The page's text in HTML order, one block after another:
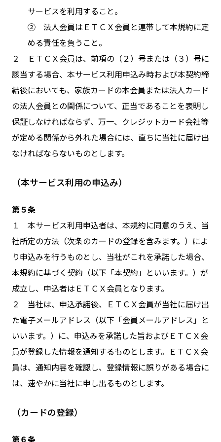
サービスを利用すること。
② 法人会員はＥＴＣＸ会員と連帯して本規約に定
める責任を負うこと。
２ ＥＴＣＸ会員は、前項の（２）号または（３）号に
該当する場合、本サービス利用申込み時および本契約締
結後においても、家族カードの本会員または法人カード
の法人会員との関係について、正当であることを表明し
保証しなければならず、万一、クレジットカード会社等
が定める関係から外れた場合には、直ちに当社に届け出
なければならないものとします。
（本サービス利用の申込み）
第５条
１ 本サービス利用申込者は、本規約に同意のうえ、当
社所定の方法（次条のカードの登録を含みます。）によ
り申込みを行うものとし、当社がこれを承諾した場合、
本規約に基づく契約（以下「本契約」といいます。）が
成立し、申込者はＥＴＣＸ会員となります。
２ 当社は、申込承諾後、ＥＴＣＸ会員が当社に届け出
た電子メールアドレス（以下「会員メールアドレス」と
いいます。）に、申込みを承諾した旨およびＥＴＣＸ会
員が登録した情報を通知するものとします。ＥＴＣＸ会
員は、通知内容を確認し、登録情報に誤りがある場合に
は、速やかに当社に申し出るものとします。
（カードの登録）
第６条